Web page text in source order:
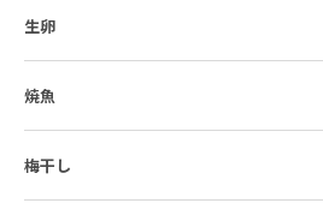
生卵
焼魚
梅干し